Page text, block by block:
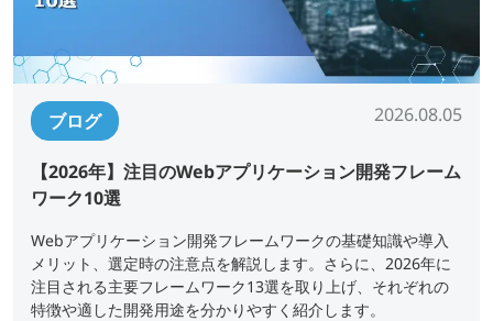
ブログ 2026.08.05
【2026年】注目のWebアプリケーション開発フレーム
ワーク10選
Webアプリケーション開発フレームワークの基礎知識や導入
メリット、選定時の注意点を解説します。さらに、2026年に
注目される主要フレームワーク13選を取り上げ、それぞれの
特徴や適した開発用途を分かりやすく紹介します。